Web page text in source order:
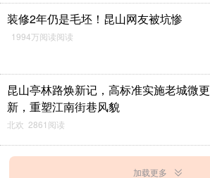
装修2年仍是毛坯！昆山网友被坑惨
1994万阅读阅读
昆山亭林路焕新记，高标准实施老城微更
新，重塑江南街巷风貌
北欢 2861阅读
加载更多